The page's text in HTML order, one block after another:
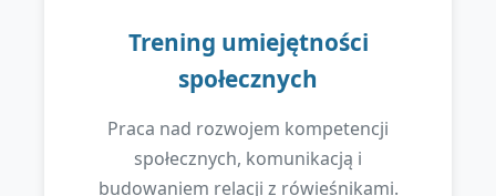
Trening umiejętności
społecznych
Praca nad rozwojem kompetencji
społecznych, komunikacją i
budowaniem relacji z rówieśnikami.